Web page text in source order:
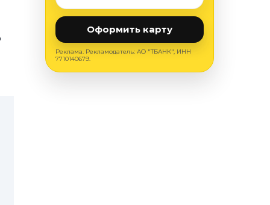
Оформить карту
Реклама. Рекламодатель: АО "ТБАНК", ИНН
7710140679.